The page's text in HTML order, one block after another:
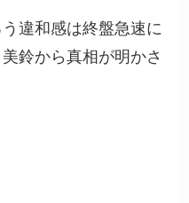
違和感は終盤急速に
鈴から真相が明かさ